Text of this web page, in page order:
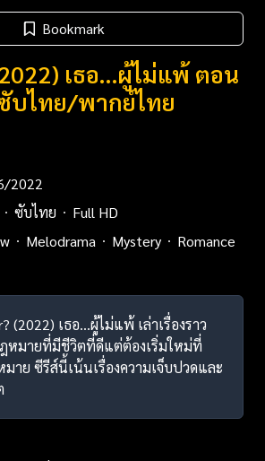
Bookmark
เธอ…ผู้ไม่แพ้ ตอน
บไทย/พากย์ไทย
2022
ซับไทย
Full HD
Melodrama Mystery
Romance
(2022) เธอ...ผู้ไม่แพ้ เล่าเรื่องราว
หมายที่มีชีวิตที่ดีแต่ต้องเริ่มใหม่ที่
มาย ซีรีส์นี้เน้นเรื่องความเจ็บปวดและ